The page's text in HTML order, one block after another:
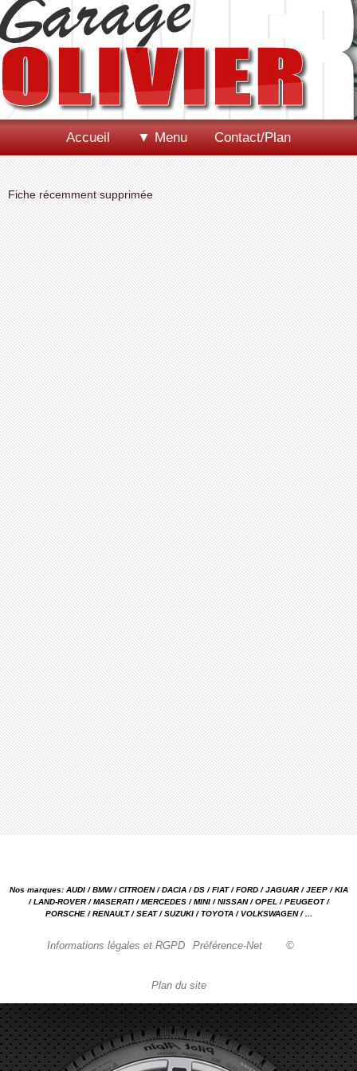
Accueil ▼ Menu Contact/Plan
Fiche récemment supprimée
Nos marques: AUDI / BMW / CITROEN / DACIA / DS / FIAT / FORD / JAGUAR / JEEP / KIA
/ LAND-ROVER / MASERATI / MERCEDES / MINI / NISSAN / OPEL / PEUGEOT /
PORSCHE / RENAULT / SEAT / SUZUKI / TOYOTA / VOLKSWAGEN / ...
Informations légales et RGPD Préférence-Net ©
Plan du site
Garage automobile Reparation, entretien, carrosserie, concessionnaire Loire 42